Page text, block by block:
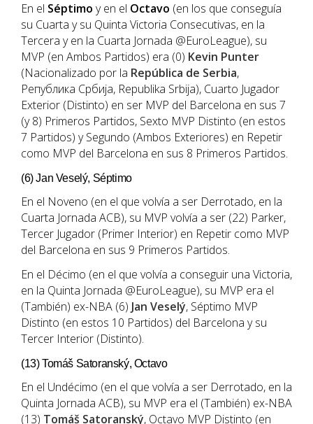
En el Séptimo y en el Octavo (en los que conseguía
su Cuarta y su Quinta Victoria Consecutivas, en la
Tercera y en la Cuarta Jornada @EuroLeague), su
MVP (en Ambos Partidos) era (0) Kevin Punter
(Nacionalizado por la República de Serbia,
Република Србија, Republika Srbija), Cuarto Jugador
Exterior (Distinto) en ser MVP del Barcelona en sus 7
(y 8) Primeros Partidos, Sexto MVP Distinto (en estos
7 Partidos) y Segundo (Ambos Exteriores) en Repetir
como MVP del Barcelona en sus 8 Primeros Partidos.
(6) Jan Veselý, Séptimo
En el Noveno (en el que volvía a ser Derrotado, en la
Cuarta Jornada ACB), su MVP volvía a ser (22) Parker,
Tercer Jugador (Primer Interior) en Repetir como MVP
del Barcelona en sus 9 Primeros Partidos.
En el Décimo (en el que volvía a conseguir una Victoria,
en la Quinta Jornada @EuroLeague), su MVP era el
(También) ex-NBA (6) Jan Veselý, Séptimo MVP
Distinto (en estos 10 Partidos) del Barcelona y su
Tercer Interior (Distinto).
(13) Tomáš Satoranský, Octavo
En el Undécimo (en el que volvía a ser Derrotado, en la
Quinta Jornada ACB), su MVP era el (También) ex-NBA
(13) Tomáš Satoranský, Octavo MVP Distinto (en